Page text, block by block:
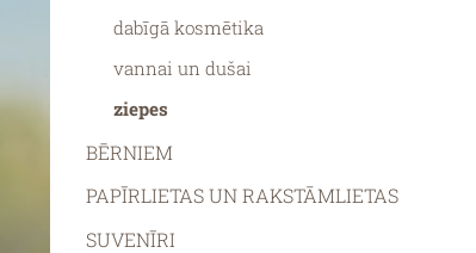
dabīgā kosmētika
vannai un dušai
ziepes
BĒRNIEM
PAPĪRLIETAS UN RAKSTĀMLIETAS
SUVENĪRI